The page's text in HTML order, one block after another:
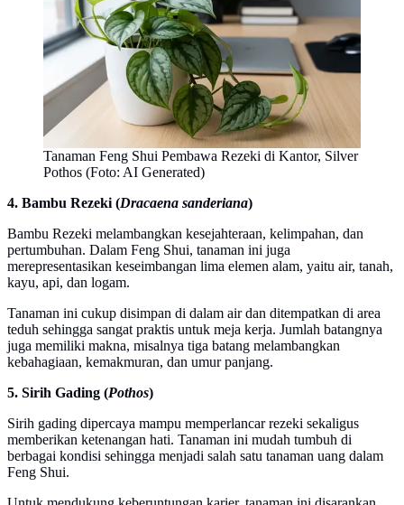
Tanaman Feng Shui Pembawa Rezeki di Kantor, Silver
Pothos (Foto: AI Generated)
4. Bambu Rezeki (Dracaena sanderiana)
Bambu Rezeki melambangkan kesejahteraan, kelimpahan, dan
pertumbuhan. Dalam Feng Shui, tanaman ini juga
merepresentasikan keseimbangan lima elemen alam, yaitu air, tanah,
kayu, api, dan logam.
Tanaman ini cukup disimpan di dalam air dan ditempatkan di area
teduh sehingga sangat praktis untuk meja kerja. Jumlah batangnya
juga memiliki makna, misalnya tiga batang melambangkan
kebahagiaan, kemakmuran, dan umur panjang.
5. Sirih Gading (Pothos)
Sirih gading dipercaya mampu memperlancar rezeki sekaligus
memberikan ketenangan hati. Tanaman ini mudah tumbuh di
berbagai kondisi sehingga menjadi salah satu tanaman uang dalam
Feng Shui.